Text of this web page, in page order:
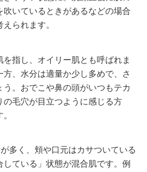
いているときがあるなどの場合
られます。
指し、オイリー肌とも呼ばれま
、水分は適量か少し多めで、さ
。おでこや鼻の頭がいつもテカ
毛穴が目立つように感じる方
多く、頬や口元はカサついている
ている」状態が混合肌です。例